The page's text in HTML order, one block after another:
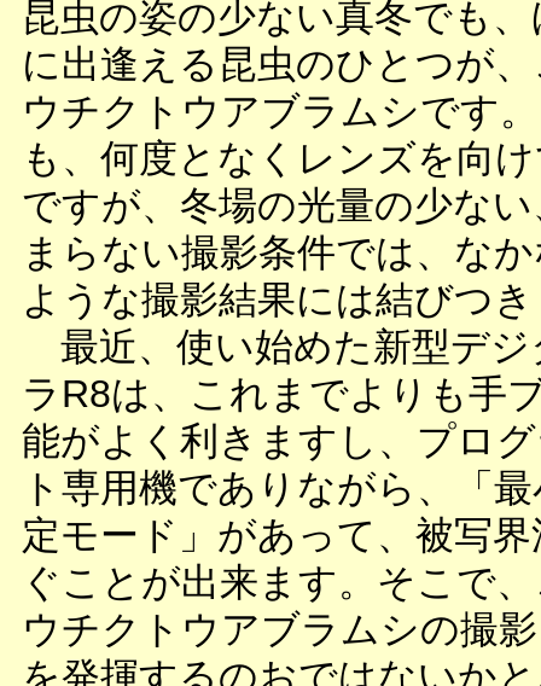
昆虫の姿の少ない真冬でも
に出逢える昆虫のひとつが
ウチクトウアブラムシです
も、何度となくレンズを向
ですが、冬場の光量の少な
まらない撮影条件では、な
ような撮影結果には結びつ
最近、使い始めた新型デジ
ラR8は、これまでよりも手
能がよく利きますし、プロ
ト専用機でありながら、「
定モード」があって、被写
ぐことが出来ます。そこで
ウチクトウアブラムシの撮
を発揮するのおではないか